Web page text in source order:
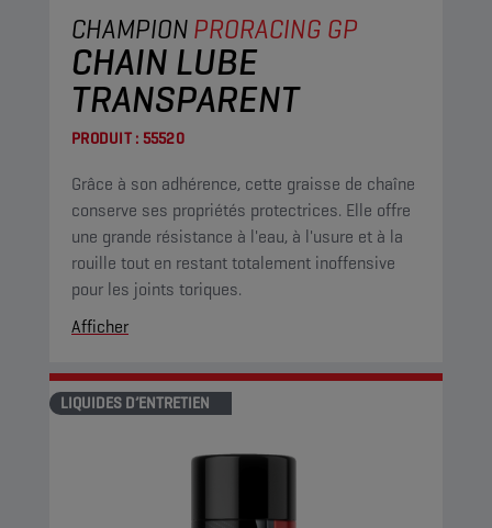
CHAMPIONPRORACING GP
CHAIN LUBE
TRANSPARENT
PRODUIT : 55520
Grâce à son adhérence, cette graisse de chaîne
conserve ses propriétés protectrices. Elle offre
une grande résistance à l'eau, à l'usure et à la
rouille tout en restant totalement inoffensive
pour les joints toriques.
Afficher
LIQUIDES D’ENTRETIEN